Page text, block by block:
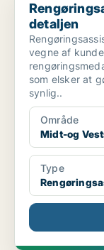
detaljen
vegne af
som elsker at
synlig..
Område
Midt-og
Type